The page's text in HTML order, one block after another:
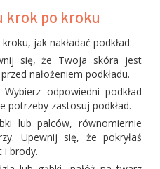
krok po kroku
jak nakładać podkład:
się, że Twoja skóra jest
nałożeniem podkładu.
odpowiedni podkład
potrzeby zastosuj podkład.
lub palców, równomiernie
Upewnij się, że pokryłaś
i brody.